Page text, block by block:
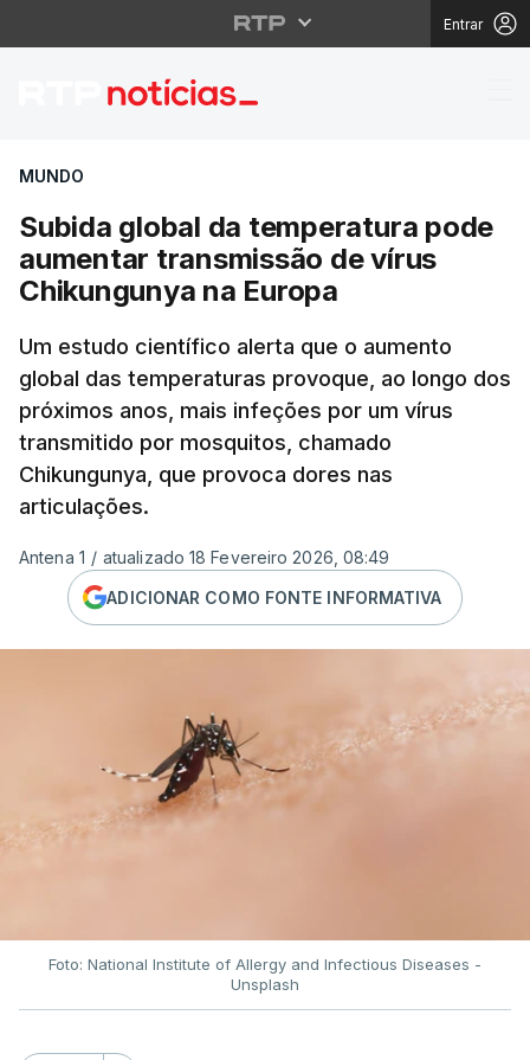
Entrar
Subida global da
MUNDO
Subida global da temperatura pode
aumentar transmissão de vírus
Chikungunya na Europa
Um estudo científico alerta que o aumento
global das temperaturas provoque, ao longo dos
próximos anos, mais infeções por um vírus
transmitido por mosquitos, chamado
Chikungunya, que provoca dores nas
articulações.
Antena 1 / atualizado 18 Fevereiro 2026, 08:49
ADICIONAR COMO FONTE INFORMATIVA
Foto: National Institute of Allergy and Infectious Diseases -
Unsplash